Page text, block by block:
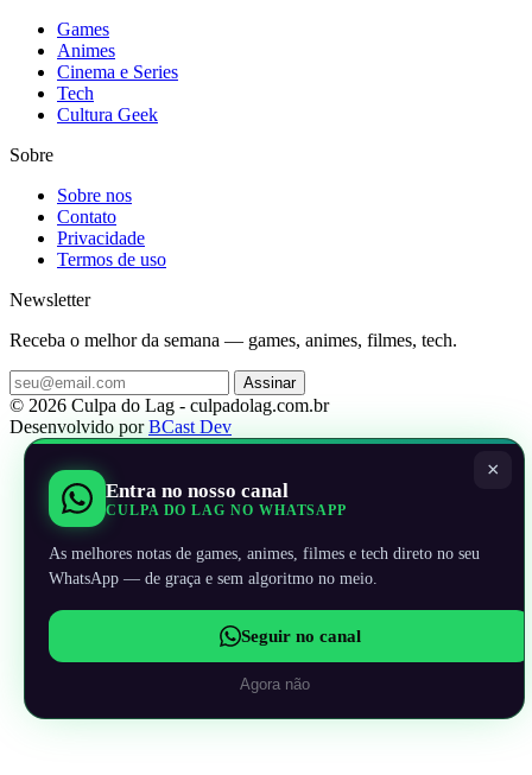
Games
Animes
Cinema e Series
Tech
Cultura Geek
Sobre
Sobre nos
Contato
Privacidade
Termos de uso
Newsletter
Receba o melhor da semana — games, animes, filmes, tech.
Assinar
© 2026 Culpa do Lag - culpadolag.com.br
Desenvolvido porBCast Dev
×
Entra no nosso canal
CULPA DO LAG NO WHATSAPP
As melhores notas de games, animes, filmes e tech direto no seu
WhatsApp — de graça e sem algoritmo no meio.
Seguir no canal
Agora não